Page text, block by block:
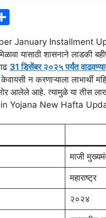
ar
e
January Installment
यासाठी शासनाने लाडकी
31 डिसेंबर २०२५ पर्यंत
न करणाऱ्याला लाभार्थी
आलेले आहे. त्यामुळे या तीस लाख
Yojana New Hafta
माजी
महाराष्ट्र
२०२४